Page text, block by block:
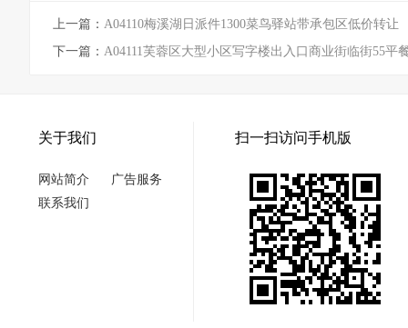
上一篇： A04110梅溪湖日派件1300菜鸟驿站带承包区低价转让
下一篇： A04111芙蓉区大型小区写字楼出入口商业街临街55平
关于我们
网站简介
广告服务
联系我们
扫一扫访问手机版